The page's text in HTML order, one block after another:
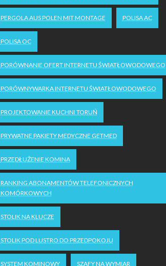
PERGOLA AUS POLEN MIT MONTAGE POLISA AC
POLISA OC
PORÓWNANIE OFERT INTERNETU ŚWIATŁOWODOWEGO
PORÓWNYWARKA INTERNETU ŚWIATŁOWODOWEGO
PROJEKTOWANIE KUCHNI TORUŃ
PRYWATNE PAKIETY MEDYCZNE GETMED
PRZEDŁUŻENIE KOMINA
RANKING ABONAMENTÓW TELEFONICZNYCH
KOMÓRKOWYCH
STOLIK NA KLUCZE
STOLIK POD LUSTRO DO PRZEDPOKOJU
SYSTEM KOMINOWY SZAFY NA WYMIAR